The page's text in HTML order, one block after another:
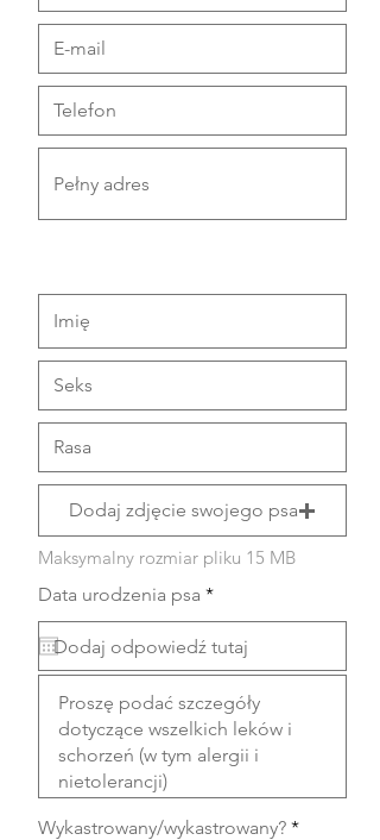
Dodaj zdjęcie swojego psa
Maksymalny rozmiar pliku 15 MB
Data urodzenia psa *r
u
i
e
d
Wykastrowany/wykastrowany?